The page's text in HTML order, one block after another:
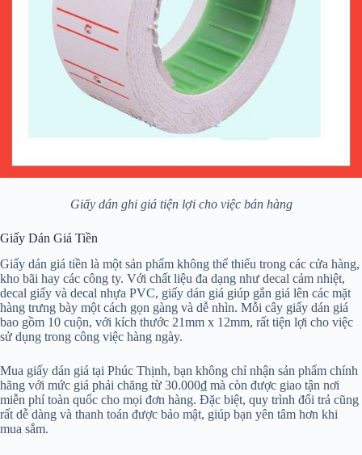
Giấy dán ghi giá tiện lợi cho việc bán hàng
Giấy Dán Giá Tiền
Giấy dán giá tiền là một sản phẩm không thể thiếu trong các cửa hàng,
kho bãi hay các công ty. Với chất liệu đa dạng như decal cảm nhiệt,
decal giấy và decal nhựa PVC, giấy dán giá giúp gắn giá lên các mặt
hàng trưng bày một cách gọn gàng và dễ nhìn. Mỗi cây giấy dán giá
bao gồm 10 cuộn, với kích thước 21mm x 12mm, rất tiện lợi cho việc
sử dụng trong công việc hàng ngày.
Mua giấy dán giá tại Phúc Thịnh, bạn không chỉ nhận sản phẩm chính
hãng với mức giá phải chăng từ 30.000₫ mà còn được giao tận nơi
miễn phí toàn quốc cho mọi đơn hàng. Đặc biệt, quy trình đổi trả cũng
rất dễ dàng và thanh toán được bảo mật, giúp bạn yên tâm hơn khi
mua sắm.